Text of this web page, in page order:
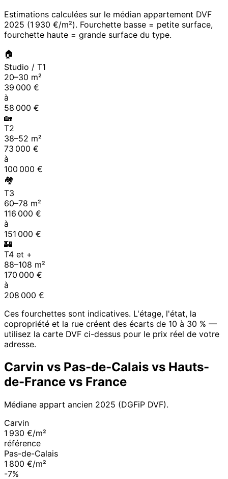
Estimations calculées sur le médian appartement DVF
2025 (1 930 €/m²). Fourchette basse = petite surface,
fourchette haute = grande surface du type.
🏠
Studio / T1
20–30 m²
39 000 €
à
58 000 €
🏡
T2
38–52 m²
73 000 €
à
100 000 €
🏘
T3
60–78 m²
116 000 €
à
151 000 €
🏰
T4 et +
88–108 m²
170 000 €
à
208 000 €
Ces fourchettes sont indicatives. L'étage, l'état, la
copropriété et la rue créent des écarts de 10 à 30 % —
utilisez la carte DVF ci-dessus pour le prix réel de votre
adresse.
Carvin vs Pas-de-Calais vs Hauts-
de-France vs France
Médiane appart ancien 2025 (DGFiP DVF).
Carvin
1 930 €/m²
référence
Pas-de-Calais
1 800 €/m²
-7%